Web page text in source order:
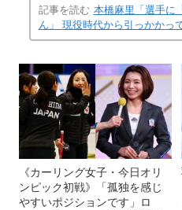
記事を読む 本橋麻里「選手に
ん」 現役時代から引っかかっ
《カーリング女子・今日オリ
ンピック初戦》「孤独を感じ
やすいポジションです」ロ